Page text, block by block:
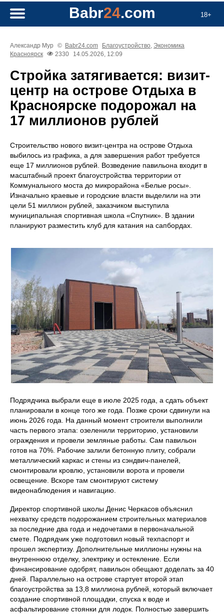
18+
Babr24.com
Александр Мур © Babr24.com Благоустройство, Экономика
Красноярск
2330 14.05.2026, 12:09
Стройка затягивается: визит-
центр на острове Отдыха в
Красноярске подорожал на
17 миллионов рублей
Строительство нового визит-центра на острове Отдыха
выбилось из графика, а для завершения работ требуется
еще 17 миллионов рублей. Возведение павильона входит в
масштабный проект благоустройства территории от
Коммунального моста до микрорайона «Белые росы».
Изначально краевые и городские власти выделили на эти
цели 51 миллион рублей, заказчиком выступила
муниципальная спортивная школа «Спутник». В здании
планируют разместить клуб для катания на сапбордах.
Подрядчика выбрали еще в июле 2025 года, а сдать объект
планировали в конце того же года. Позже сроки сдвинули на
июнь 2026 года. На данный момент строители выполнили
часть первого этапа: озеленили территорию, установили
ограждения и провели земляные работы. Сам павильон
готов на 70%. Рабочие залили бетонную плиту, собрали
металлический каркас и стены из сэндвич-панелей,
смонтировали кровлю, установили ворота и провели
освещение. Вскоре там смонтируют систему
видеонаблюдения и навигацию.
Директор спортивной школы Денис Черкасов объяснил
нехватку средств подорожанием строительных материалов
за последние два года и недочетами в первоначальной
смете. Подрядчик уже подготовил новый техпаспорт и
прошел экспертизу. Дополнительные миллионы нужны на
внутреннюю отделку, электрику и остекление. Если
финансирование одобрят, павильон обещают доделать за 40
дней. Параллельно на острове стартует второй этап
благоустройства за 13,8 миллиона рублей, который включает
создание спортивной площадки, спуска к воде и
асфальтирование стоянки для лодок. Полностью завершить